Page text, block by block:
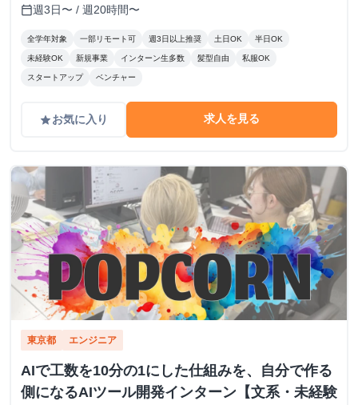
calendar_today週3日〜 / 週20時間〜
全学年対象 一部リモート可 週3日以上推奨 土日OK 半日OK
未経験OK 新規事業 インターン生多数 髪型自由 私服OK
スタートアップ ベンチャー
gradeお気に入り 求人を見る
東京都 エンジニア
AIで工数を10分の1にした仕組みを、自分で作る
側になるAIツール開発インターン【文系・未経験